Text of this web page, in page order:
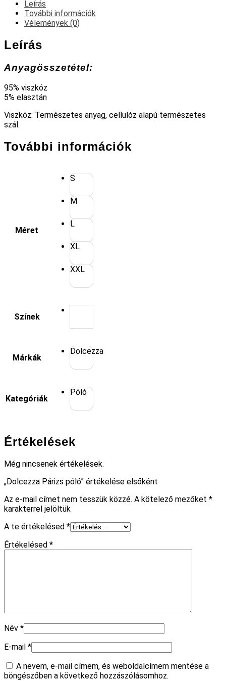
Leírás
További információk
Vélemények (0)
Leírás
Anyagösszetétel:
95% viszkóz
5% elasztán
Viszkóz: Természetes anyag, cellulóz alapú természetes
szál.
További információk
Méret
S
M
L
XL
XXL
Színek
Márkák
Dolcezza
Kategóriák
Póló
Értékelések
Még nincsenek értékelések.
„Dolcezza Párizs póló” értékelése elsőként
Az e-mail címet nem tesszük közzé. A kötelező mezőket *
karakterrel jelöltük
A te értékelésed *
Értékelésed *
Név *
E-mail *
A nevem, e-mail címem, és weboldalcímem mentése a
böngészőben a következő hozzászólásomhoz.